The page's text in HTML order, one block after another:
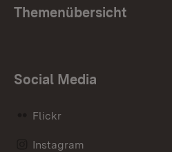
Themenübersicht
Social Media
Flickr
Instagram